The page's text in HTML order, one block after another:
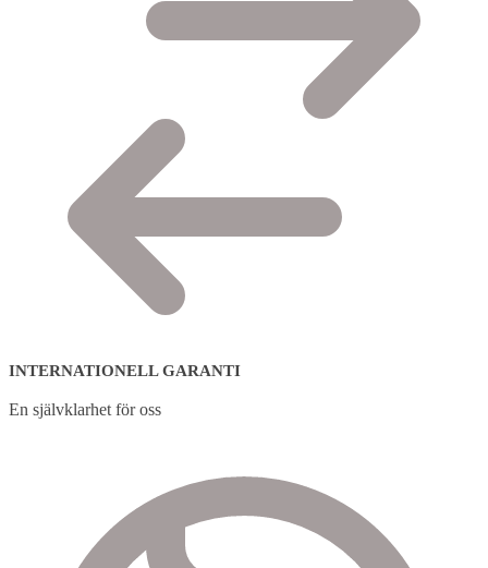
INTERNATIONELL GARANTI
En självklarhet för oss